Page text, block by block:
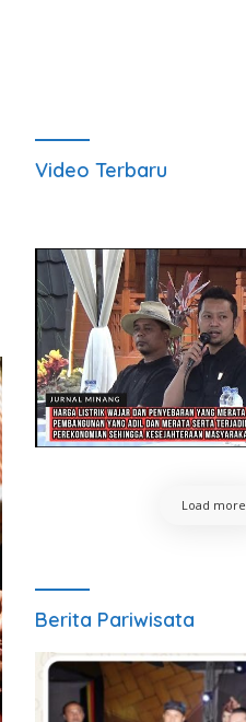
Video Terbaru
Load more
Berita Pariwisata